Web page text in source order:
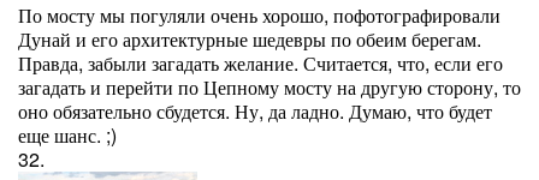
По мосту мы погуляли очень хорошо, пофотографировали
Дунай и его архитектурные шедевры по обеим берегам.
Правда, забыли загадать желание. Считается, что, если его
загадать и перейти по Цепному мосту на другую сторону, то
оно обязательно сбудется. Ну, да ладно. Думаю, что будет
еще шанс. ;)
32.